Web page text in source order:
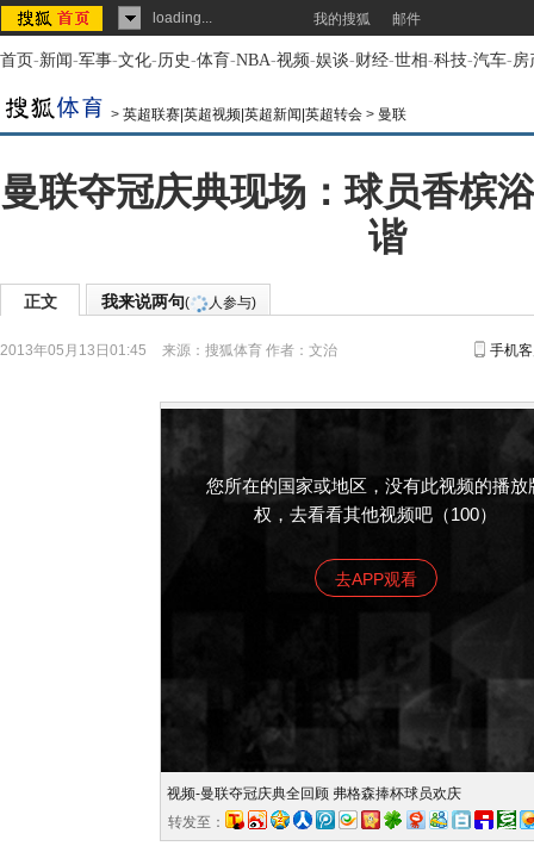
loading... 我的搜狐 邮件
首页-新闻-军事-文化-历史-体育-NBA-视频-娱谈-财经-世相-科技-汽车-房
> 英超联赛|英超视频|英超新闻|英超转会 > 曼联
曼联夺冠庆典现场：球员香槟
谐
正文 我来说两句( 人参与)
2013年05月13日01:45 来源： 搜狐体育 作者：文治 手机
您所在的国家或地区，没有此视频的播放
权，去看看其他视频吧（100）
去APP观看
视频-曼联夺冠庆典全回顾 弗格森捧杯球员欢庆
转发至：